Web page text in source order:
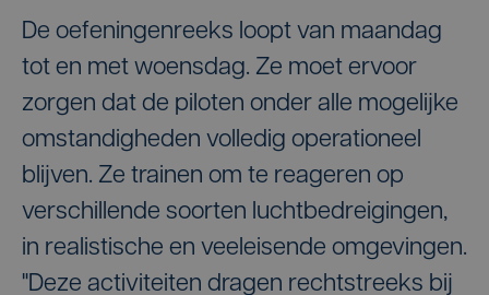
De oefeningenreeks loopt van maandag
tot en met woensdag. Ze moet ervoor
zorgen dat de piloten onder alle mogelijke
omstandigheden volledig operationeel
blijven. Ze trainen om te reageren op
verschillende soorten luchtbedreigingen,
in realistische en veeleisende omgevingen.
"Deze activiteiten dragen rechtstreeks bij